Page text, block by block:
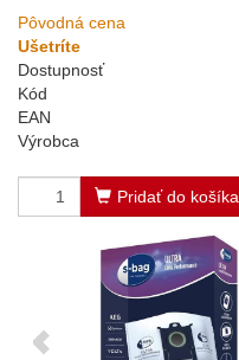
Pôvodná cena
Ušetríte
Dostupnosť
Kód
EAN
Výrobca
Pridať do košíka